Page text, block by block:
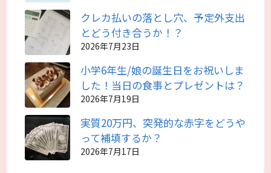
クレカ払いの落とし穴、予定外支出
とどう付き合うか！？
2026年7月23日
小学6年生/娘の誕生日をお祝いしま
した！当日の食事とプレゼントは？
2026年7月19日
実質20万円、突発的な赤字をどうや
って補填するか？
2026年7月17日